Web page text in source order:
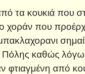
τα κουκιά που
χοράν που
καθώς
από